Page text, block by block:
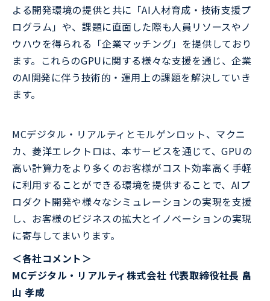
よる開発環境の提供と共に「AI人材育成・技術支援プ
ログラム」や、課題に直面した際も人員リソースやノ
ウハウを得られる「企業マッチング」を提供しており
ます。これらのGPUに関する様々な支援を通じ、企業
のAI開発に伴う技術的・運用上の課題を解決していき
ます。
MCデジタル・リアルティとモルゲンロット、マクニ
カ、菱洋エレクトロは、本サービスを通じて、GPUの
高い計算力をより多くのお客様がコスト効率高く手軽
に利用することができる環境を提供することで、AIプ
ロダクト開発や様々なシミュレーションの実現を支援
し、お客様のビジネスの拡大とイノベーションの実現
に寄与してまいります。
＜各社コメント＞
MCデジタル・リアルティ株式会社 代表取締役社長 畠
山 孝成